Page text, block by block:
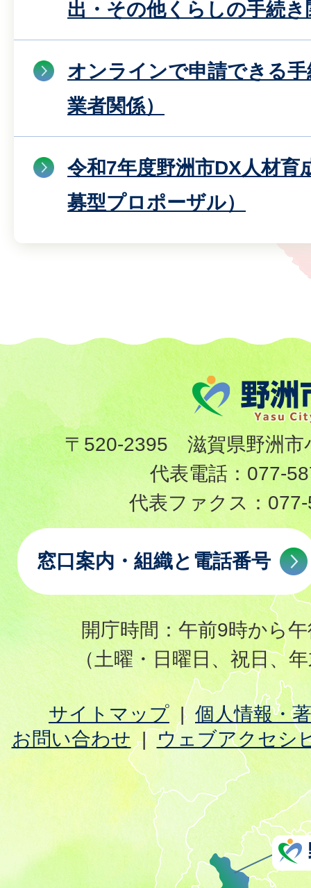
出・その他くらしの手続き
オンラインで申請できる
業者関係）
令和7年度野洲市DX人材育
募型プロポーザル）
〒520-2395 滋賀県野洲市
代表電話： 077-
代表ファクス：
窓口案内・組織と電話番号
開庁時間：午前9時から
（土曜・日曜日、祝日、
サイトマップ
個人情報・
お問い合わせ
ウェブアクセシ